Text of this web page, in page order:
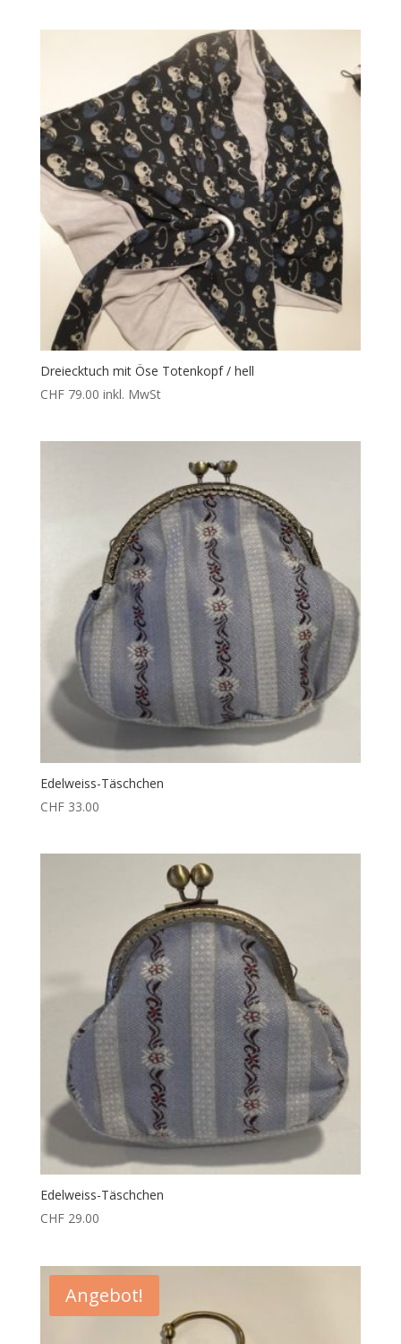
Dreiecktuch mit Öse Totenkopf / hell
CHF79.00 inkl. MwSt
Edelweiss-Täschchen
CHF33.00
Edelweiss-Täschchen
CHF29.00
Angebot!